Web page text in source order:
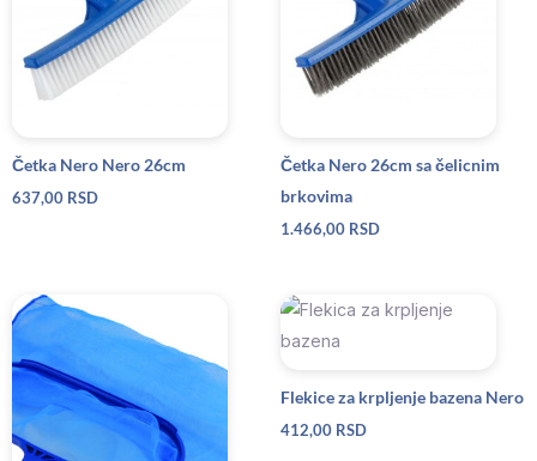
Četka Nero Nero 26cm
637,00 RSD
Četka Nero 26cm sa čelicnim
brkovima
1.466,00 RSD
Flekice za krpljenje bazena Nero
412,00 RSD